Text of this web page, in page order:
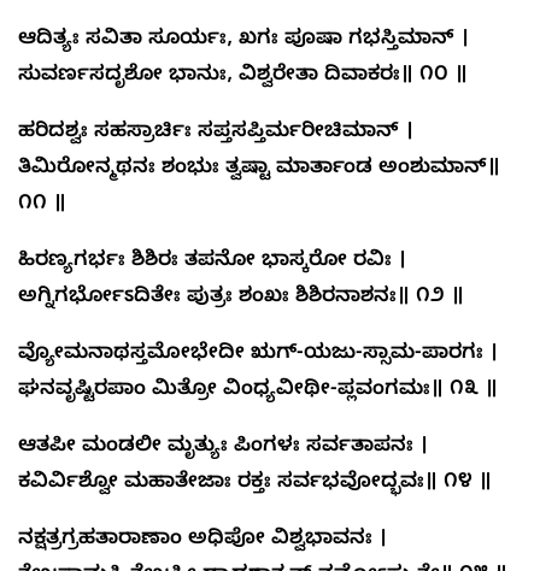
ಆದಿತ್ಯಃ ಸವಿತಾ ಸೂರ್ಯಃ, ಖಗಃ ಪೂಷಾ ಗಭಸ್ತಿಮಾನ್ ।
ಸುವರ್ಣಸದೃಶೋ ಭಾನುಃ, ವಿಶ್ವರೇತಾ ದಿವಾಕರಃ॥ ೧೦ ॥
ಹರಿದಶ್ವಃ ಸಹಸ್ರಾರ್ಚಿಃ ಸಪ್ತಸಪ್ತಿರ್ಮರೀಚಿಮಾನ್ ।
ತಿಮಿರೋನ್ಮಥನಃ ಶಂಭುಃ ತ್ವಷ್ಟಾ ಮಾರ್ತಾಂಡ ಅಂಶುಮಾನ್॥
೧೧ ॥
ಹಿರಣ್ಯಗರ್ಭಃ ಶಿಶಿರಃ ತಪನೋ ಭಾಸ್ಕರೋ ರವಿಃ ।
ಅಗ್ನಿಗರ್ಭೋಽದಿತೇಃ ಪುತ್ರಃ ಶಂಖಃ ಶಿಶಿರನಾಶನಃ॥ ೧೨ ॥
ವ್ಯೋಮನಾಥಸ್ತಮೋಭೇದೀ ಋಗ್-ಯಜು-ಸ್ಸಾಮ-ಪಾರಗಃ ।
ಘನವೃಷ್ಟಿರಪಾಂ ಮಿತ್ರೋ ವಿಂಧ್ಯವೀಥೀ-ಪ್ಲವಂಗಮಃ॥ ೧೩ ॥
ಆತಪೀ ಮಂಡಲೀ ಮೃತ್ಯುಃ ಪಿಂಗಳಃ ಸರ್ವತಾಪನಃ ।
ಕವಿರ್ವಿಶ್ವೋ ಮಹಾತೇಜಾಃ ರಕ್ತಃ ಸರ್ವಭವೋದ್ಭವಃ॥ ೧೪ ॥
ನಕ್ಷತ್ರಗ್ರಹತಾರಾಣಾಂ ಅಧಿಪೋ ವಿಶ್ವಭಾವನಃ ।